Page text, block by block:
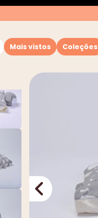
Mais vistos Coleções